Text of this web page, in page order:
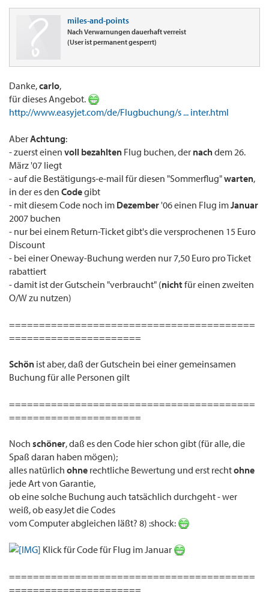
miles-and-points
Nach Verwarnungen dauerhaft verreist
(User ist permanent gesperrt)
Danke,carlo,
für dieses Angebot.
http://www.easyjet.com/de/Flugbuchung/s ... inter.html
AberAchtung:
- zuerst einen voll bezahlten Flug buchen, der nach dem 26.
März '07 liegt
- auf die Bestätigungs-e-mail für diesen "Sommerflug"warten,
in der es den Codegibt
- mit diesem Code noch im Dezember'06 einen Flug imJanuar
2007 buchen
- nur bei einem Return-Ticket gibt's die versprochenen 15 Euro
Discount
- bei einer Oneway-Buchung werden nur 7,50 Euro pro Ticket
rabattiert
- damit ist der Gutschein "verbraucht" (nichtfür einen zweiten
O/W zu nutzen)
=========================================
======================
Schön ist aber, daß der Gutschein bei einer gemeinsamen
Buchung für alle Personen gilt
=========================================
======================
Noch schöner, daß es den Code hier schon gibt (für alle, die
Spaß daran haben mögen);
alles natürlich ohne rechtliche Bewertung und erst rechtohne
jede Art von Garantie,
ob eine solche Buchung auch tatsächlich durchgeht - wer
weiß, ob easyJet die Codes
vom Computer abgleichen läßt? 8) :shock:
Klick für Code für Flug im Januar
=========================================
======================